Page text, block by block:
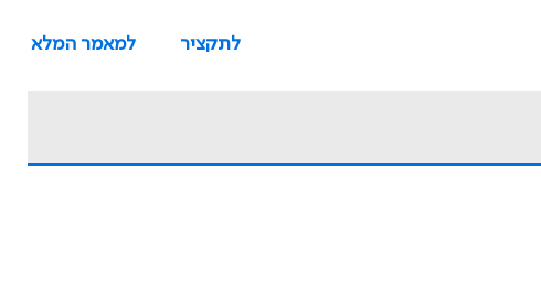
לתקציר
למאמר המלא